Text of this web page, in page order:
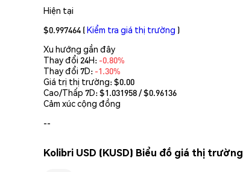
Hiện tại
$0.997464 (Kiểm tra giá thị trường )
Xu hướng gần đây
Thay đổi 24H: -0.80%
Thay đổi 7D: -1.30%
Giá trị thị trường:$0.00
Cao/Thấp 7D: $1.031958/ $0.96136
Cảm xúc cộng đồng
--
Kolibri USD (KUSD) Biểu đồ giá thị trường